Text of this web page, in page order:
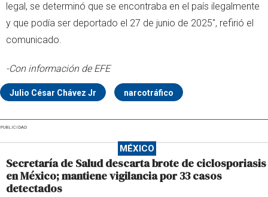
legal, se determinó que se encontraba en el país ilegalmente
y que podía ser deportado el 27 de junio de 2025", refirió el
comunicado.
-Con información de EFE
Julio César Chávez Jr narcotráfico
PUBLICIDAD
MÉXICO
Secretaría de Salud descarta brote de ciclosporiasis
en México; mantiene vigilancia por 33 casos
detectados